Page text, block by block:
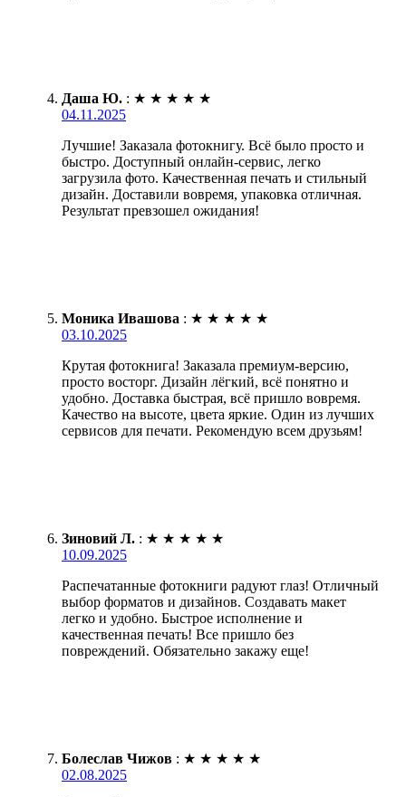
Даша Ю. : ★ ★ ★ ★ ★
04.11.2025
Лучшие! Заказала фотокнигу. Всё было просто и
быстро. Доступный онлайн-сервис, легко
загрузила фото. Качественная печать и стильный
дизайн. Доставили вовремя, упаковка отличная.
Результат превзошел ожидания!
Моника Ивашова : ★ ★ ★ ★ ★
03.10.2025
Крутая фотокнига! Заказала премиум-версию,
просто восторг. Дизайн лёгкий, всё понятно и
удобно. Доставка быстрая, всё пришло вовремя.
Качество на высоте, цвета яркие. Один из лучших
сервисов для печати. Рекомендую всем друзьям!
Зиновий Л. : ★ ★ ★ ★ ★
10.09.2025
Распечатанные фотокниги радуют глаз! Отличный
выбор форматов и дизайнов. Создавать макет
легко и удобно. Быстрое исполнение и
качественная печать! Все пришло без
повреждений. Обязательно закажу еще!
Болеслав Чижов : ★ ★ ★ ★ ★
02.08.2025